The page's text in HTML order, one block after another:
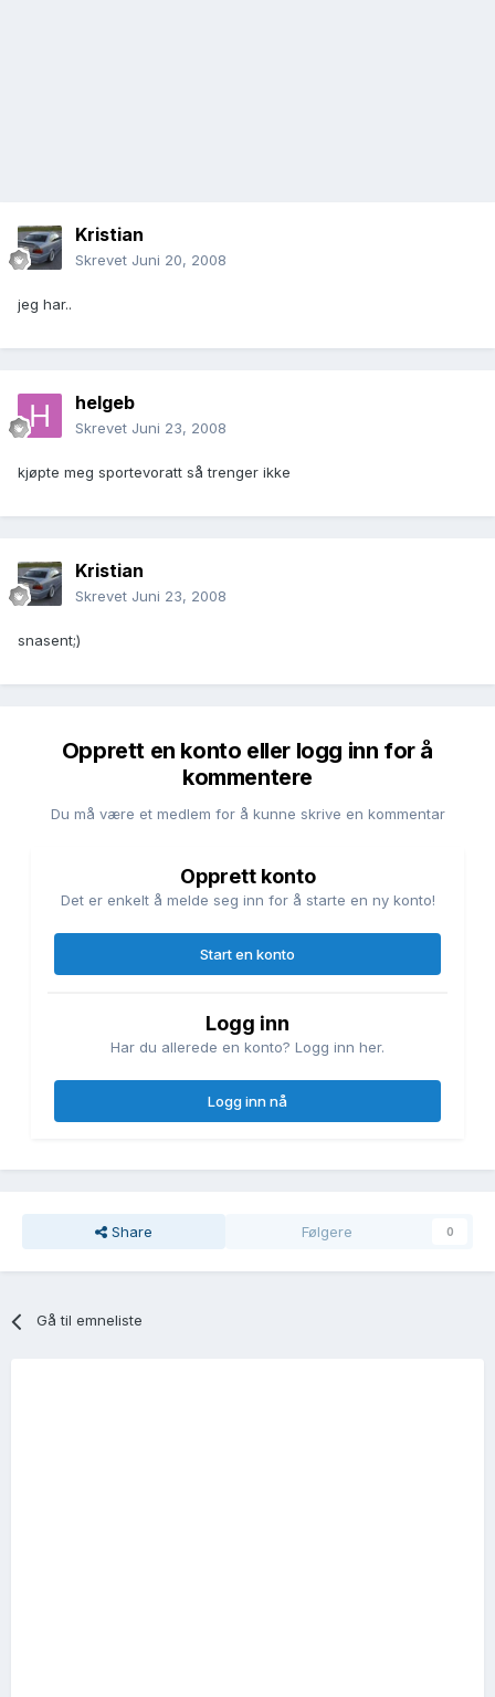
Kristian
Skrevet Juni 20, 2008
jeg har..
helgeb
Skrevet Juni 23, 2008
kjøpte meg sportevoratt så trenger ikke
Kristian
Skrevet Juni 23, 2008
snasent;)
Opprett en konto eller logg inn for å
kommentere
Du må være et medlem for å kunne skrive en kommentar
Opprett konto
Det er enkelt å melde seg inn for å starte en ny konto!
Start en konto
Logg inn
Har du allerede en konto? Logg inn her.
Logg inn nå
Share Følgere 0
Gå til emneliste